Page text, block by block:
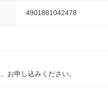
4901881042478
お申し込みください。